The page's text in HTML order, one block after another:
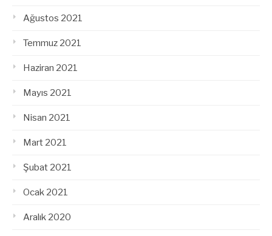
Ağustos 2021
Temmuz 2021
Haziran 2021
Mayıs 2021
Nisan 2021
Mart 2021
Şubat 2021
Ocak 2021
Aralık 2020